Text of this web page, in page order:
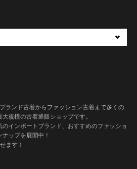
ランド古着からファッション古着まで多くの
規模の古着通販ショップです。
インポートブランド、おすすめのファッショ
ップを展開中！
ます！